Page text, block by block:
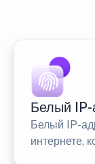
Белый IP-
Белый IP-
интернете,